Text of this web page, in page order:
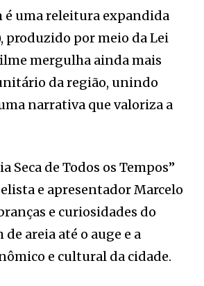
é uma releitura expandida
produzido por meio da Lei
mergulha ainda mais
da região, unindo
narrativa que valoriza a
Seca de Todos os Tempos”
e apresentador Marcelo
e curiosidades do
areia até o auge e a
e cultural da cidade.